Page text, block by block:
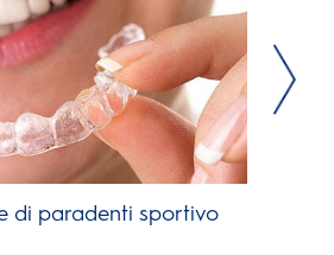
di paradenti sportivo